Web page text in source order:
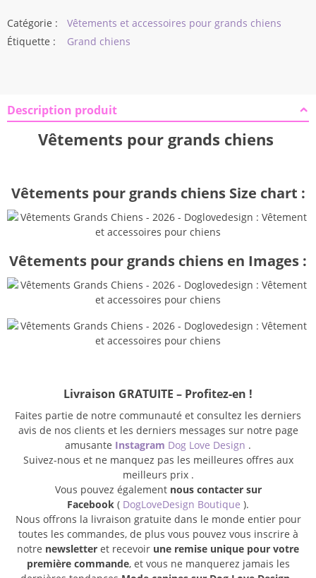
Catégorie :
Vêtements et accessoires pour grands chiens
Étiquette :
Grand chiens
Description produit
Vêtements pour grands chiens
Vêtements pour grands chiens Size chart :
Vêtements pour grands chiens en Images :
Livraison GRATUITE – Profitez-en !
Faites partie de notre communauté et consultez les derniers
avis de nos clients et les derniers messages sur notre page
amusante Instagram Dog Love Design .
Suivez-nous et ne manquez pas les meilleures offres aux
meilleurs prix .
Vous pouvez également nous contacter sur
Facebook ( DogLoveDesign Boutique ).
Nous offrons la livraison gratuite dans le monde entier pour
toutes les commandes, de plus vous pouvez vous inscrire à
notre newsletter et recevoir une remise unique pour votre
première commande, et vous ne manquerez jamais les